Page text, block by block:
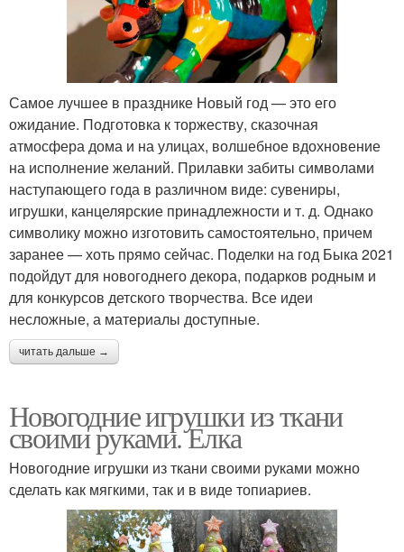
Самое лучшее в празднике Новый год — это его
ожидание. Подготовка к торжеству, сказочная
атмосфера дома и на улицах, волшебное вдохновение
на исполнение желаний. Прилавки забиты символами
наступающего года в различном виде: сувениры,
игрушки, канцелярские принадлежности и т. д. Однако
символику можно изготовить самостоятельно, причем
заранее — хоть прямо сейчас. Поделки на год Быка 2021
подойдут для новогоднего декора, подарков родным и
для конкурсов детского творчества. Все идеи
несложные, а материалы доступные.
читать дальше →
Новогодние игрушки из ткани
своими руками. Елка
Новогодние игрушки из ткани своими руками можно
сделать как мягкими, так и в виде топиариев.